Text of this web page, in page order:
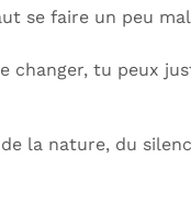
se faire un peu
changer, tu peux
la nature, du